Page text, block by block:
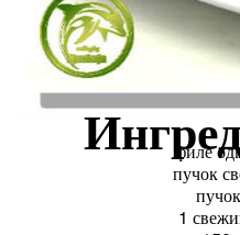
филе
пучок
1